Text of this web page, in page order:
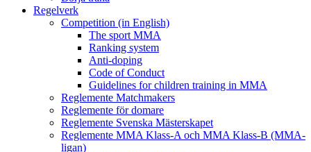
Regelverk
Competition (in English)
The sport MMA
Ranking system
Anti-doping
Code of Conduct
Guidelines for children training in MMA
Reglemente Matchmakers
Reglemente för domare
Reglemente Svenska Mästerskapet
Reglemente MMA Klass-A och MMA Klass-B (MMA-
ligan)